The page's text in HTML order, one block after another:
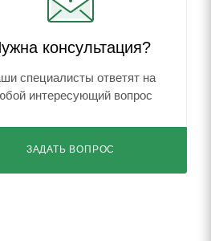
консультация?
специалисты ответят на
интересующий вопрос
ЗАДАТЬ ВОПРОС